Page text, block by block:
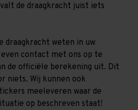
de draagkracht juist iets
draagkracht weten in uw
contact met ons op te
de officiële berekening uit. Dit
niets. Wij kunnen ook
meeleveren waar de
op beschreven staat!